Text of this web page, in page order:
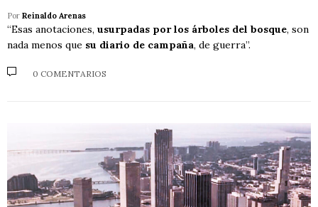
Por Reinaldo Arenas
“Esas anotaciones, usurpadas por los árboles del bosque, son
nada menos que su diario de campaña, de guerra”.
0 COMENTARIOS